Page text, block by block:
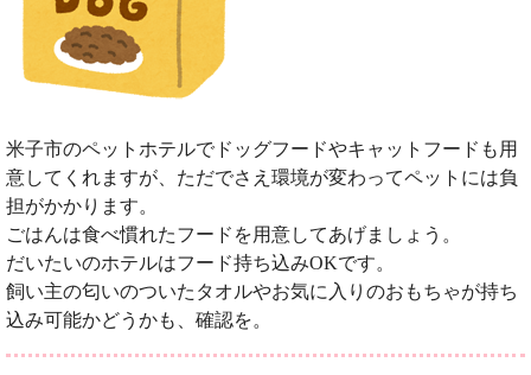
米子市のペットホテルでドッグフードやキャットフードも用
意してくれますが、ただでさえ環境が変わってペットには負
担がかかります。
ごはんは食べ慣れたフードを用意してあげましょう。
だいたいのホテルはフード持ち込みOKです。
飼い主の匂いのついたタオルやお気に入りのおもちゃが持ち
込み可能かどうかも、確認を。